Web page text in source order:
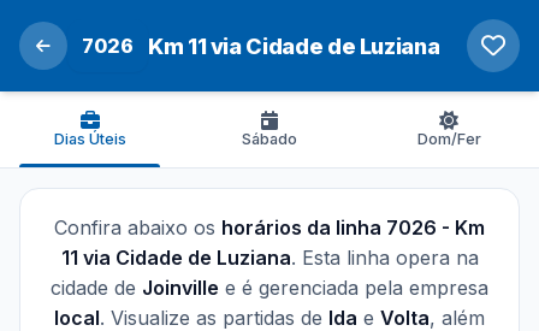
7026 Km 11 via Cidade de Luziana
Dias Úteis Sábado Dom/Fer
Confira abaixo os horários da linha 7026 - Km
11 via Cidade de Luziana. Esta linha opera na
cidade de Joinville e é gerenciada pela empresa
local. Visualize as partidas de Ida e Volta, além